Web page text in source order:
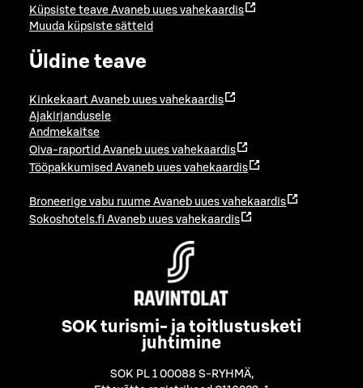
Küpsiste teave Avaneb uues vahekaardis
Muuda küpsiste sätteid
Üldine teave
Kinkekaart Avaneb uues vahekaardis
Ajakirjandusele
Andmekaitse
Oiva-raportid Avaneb uues vahekaardis
Tööpakkumised Avaneb uues vahekaardis
Broneerige vabu ruume Avaneb uues vahekaardis
Sokoshotels.fi Avaneb uues vahekaardis
SOK turismi- ja toitlustusketi
juhtimine
SOK PL 1 00088 S-RYHMÄ,